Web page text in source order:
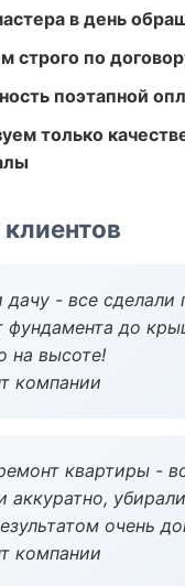
в день
строго по
поэтапной
только
дачу - все сделали
фундамента до
на высоте!
компании
квартиры -
аккуратно,
очень
компании